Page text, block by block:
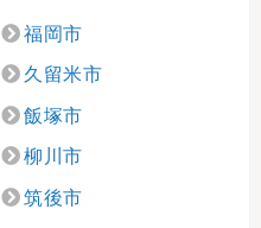
福岡市
久留米市
飯塚市
柳川市
筑後市